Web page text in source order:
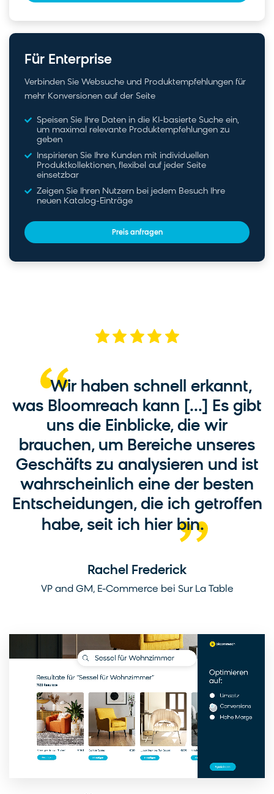
Für Enterprise
Verbinden Sie Websuche und Produktempfehlungen für
mehr Konversionen auf der Seite
Speisen Sie Ihre Daten in die KI-basierte Suche ein,
um maximal relevante Produktempfehlungen zu
geben
Inspirieren Sie Ihre Kunden mit individuellen
Produktkollektionen, flexibel auf jeder Seite
einsetzbar
Zeigen Sie Ihren Nutzern bei jedem Besuch Ihre
neuen Katalog-Einträge
Preis anfragen
Wir haben schnell erkannt,
was Bloomreach kann [...] Es gibt
uns die Einblicke, die wir
brauchen, um Bereiche unseres
Geschäfts zu analysieren und ist
wahrscheinlich eine der besten
Entscheidungen, die ich getroffen
habe, seit ich hier bin.
Rachel Frederick
VP and GM, E-Commerce bei Sur La Table